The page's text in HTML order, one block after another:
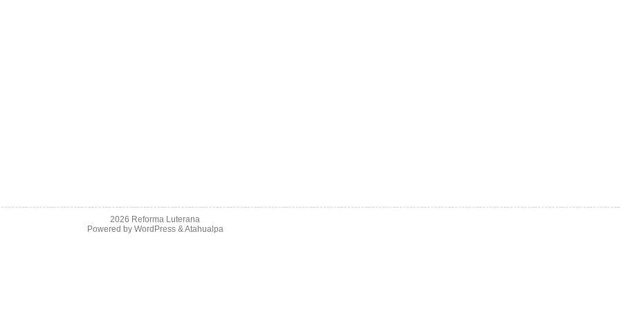
2026 Reforma Luterana
Powered by WordPress&Atahualpa